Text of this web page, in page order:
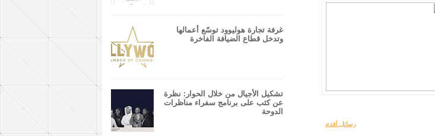
غرفة تجارة هوليوود توسّع أعمالها
وتدخل قطاع الضيافة الفاخرة
تشكيل الأجيال من خلال الحوار: نظرة
عن كثب على برنامج سفراء مناظرات
الدوحة
رسائل أقدم